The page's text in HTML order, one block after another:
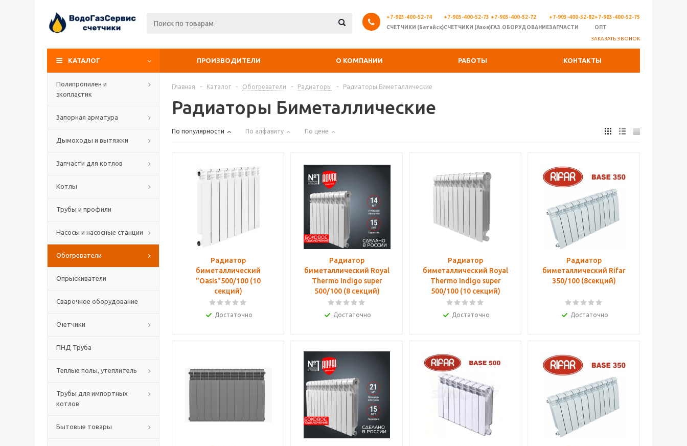
+7-903-400-52-74
СЧЕТЧИКИ (Батайск)
+7-903-400-52-73
СЧЕТЧИКИ (Азов)
+7-903-400-52-72
ГАЗ.ОБОРУДОВАНИЕ
+7-903-400-52-82
ЗАПЧАСТИ
+7-903-400-52-75
ОПТ
ЗАКАЗАТЬ ЗВОНОК
КАТАЛОГ ПРОИЗВОДИТЕЛИ О КОМПАНИИ РАБОТЫ КОНТАКТЫ
Полипропилен и
экопластик
Запорная арматура
Дымоходы и вытяжки
Запчасти для котлов
Котлы
Трубы и профили
Насосы и насосные станции
Обогреватели
Опрыскиватели
Сварочное оборудование
Счетчики
ПНД Труба
Теплые полы, утеплитель
Трубы для импортных
котлов
Бытовые товары
Главная - Каталог - Обогреватели - Радиаторы - Радиаторы Биметаллические
Радиаторы Биметаллические
По популярности По алфавиту По цене
Радиатор
биметаллический
"Oasis"500/100 (10
секций)
Достаточно
Радиатор
биметаллический Royal
Thermo Indigo super
500/100 (8 секций)
Достаточно
Радиатор
биметаллический Royal
Thermo Indigo super
500/100 (10 секций)
Достаточно
Радиатор
биметаллический Rifar
350/100 (8секций)
Достаточно